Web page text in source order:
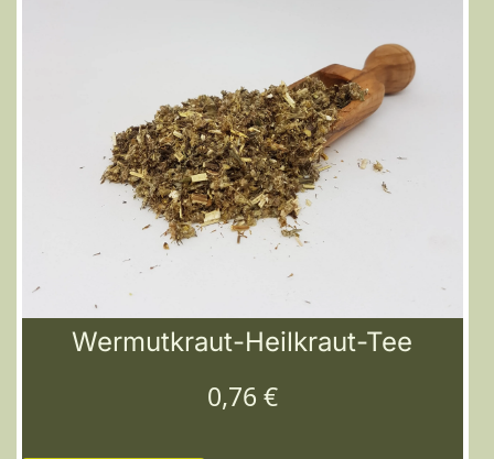
Wermutkraut-Heilkraut-Tee
0,76 €